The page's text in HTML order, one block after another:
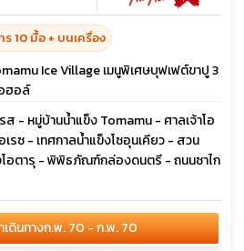
ร 10 มื้อ + บนเครื่อง
Ice Village เมนูพิเศษบุฟเฟต์ขาปู 3
ฮอล์
ส - หมู่บ้านน้ำแข็ง Tomamu - ศาลเจ้าโอ
เรซ - เทศกาลน้ำแข็งโซอุนเคียว - สวน
อตารุ - พิพิธภัณฑ์กล่องดนตรี - ถนนซาไก
เดินทางก.พ. 70 - ก.พ. 70